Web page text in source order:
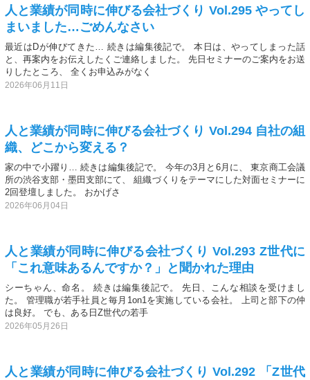
人と業績が同時に伸びる会社づくり Vol.295 やってし
まいました…ごめんなさい
最近はDが伸びてきた… 続きは編集後記で。 本日は、やってしまった話
と、再案内をお伝えしたくご連絡しました。 先日セミナーのご案内をお送
りしたところ、 全くお申込みがなく
2026年06月11日
人と業績が同時に伸びる会社づくり Vol.294 自社の組
織、どこから変える？
家の中で小躍り… 続きは編集後記で。 今年の3月と6月に、 東京商工会議
所の渋谷支部・墨田支部にて、 組織づくりをテーマにした対面セミナーに
2回登壇しました。 おかげさ
2026年06月04日
人と業績が同時に伸びる会社づくり Vol.293 Z世代に
「これ意味あるんですか？」と聞かれた理由
シーちゃん、命名。 続きは編集後記で。 先日、こんな相談を受けまし
た。 管理職が若手社員と毎月1on1を実施している会社。 上司と部下の仲
は良好。 でも、ある日Z世代の若手
2026年05月26日
人と業績が同時に伸びる会社づくり Vol.292 「Z世代